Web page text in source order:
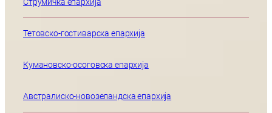
Тетовско-гостиварска епархија
Кумановско-осоговска епархија
Австралиско-новозеландска епархија